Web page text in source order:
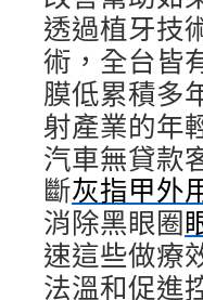
透過植牙技
術，全台皆
膜低累積多
射產業的年
汽車無貸款
斷灰指甲外
消除黑眼圈
速這些做療
法溫和促進